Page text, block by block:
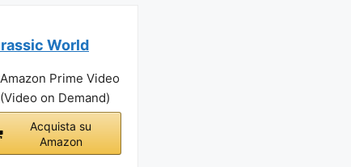
World
Amazon Prime Video
(Video on Demand)
Acquista su
Amazon